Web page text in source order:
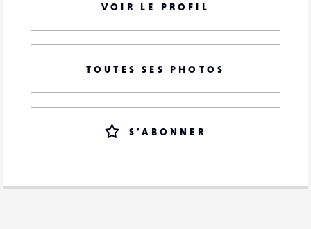
VOIR LE PROFIL
TOUTES SES PHOTOS
S'ABONNER